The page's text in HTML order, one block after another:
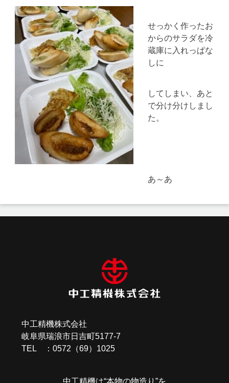
せっかく作ったお
からのサラダを冷
蔵庫に入れっぱな
しに
してしまい、あと
で分け分けしまし
た。
あ～あ
投
中工精機株式会社
岐阜県瑞浪市日吉町5177-7
TEL ：0572（69）1025
中工精機は“本物の物造り”を